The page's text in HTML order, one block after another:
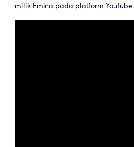
milik Emina pada platform YouTube.